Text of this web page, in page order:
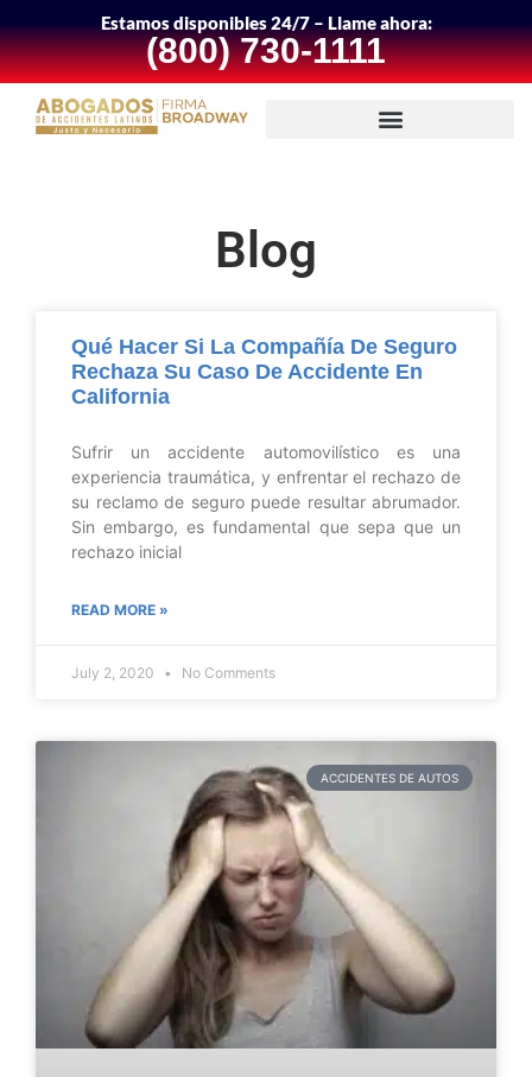
Estamos disponibles 24/7 – Llame ahora:
(800) 730-1111
Blog
Qué Hacer Si La Compañía De Seguro
Rechaza Su Caso De Accidente En
California
Sufrir un accidente automovilístico es una
experiencia traumática, y enfrentar el rechazo de
su reclamo de seguro puede resultar abrumador.
Sin embargo, es fundamental que sepa que un
rechazo inicial
READ MORE »
July 2, 2020 No Comments
ACCIDENTES DE AUTOS